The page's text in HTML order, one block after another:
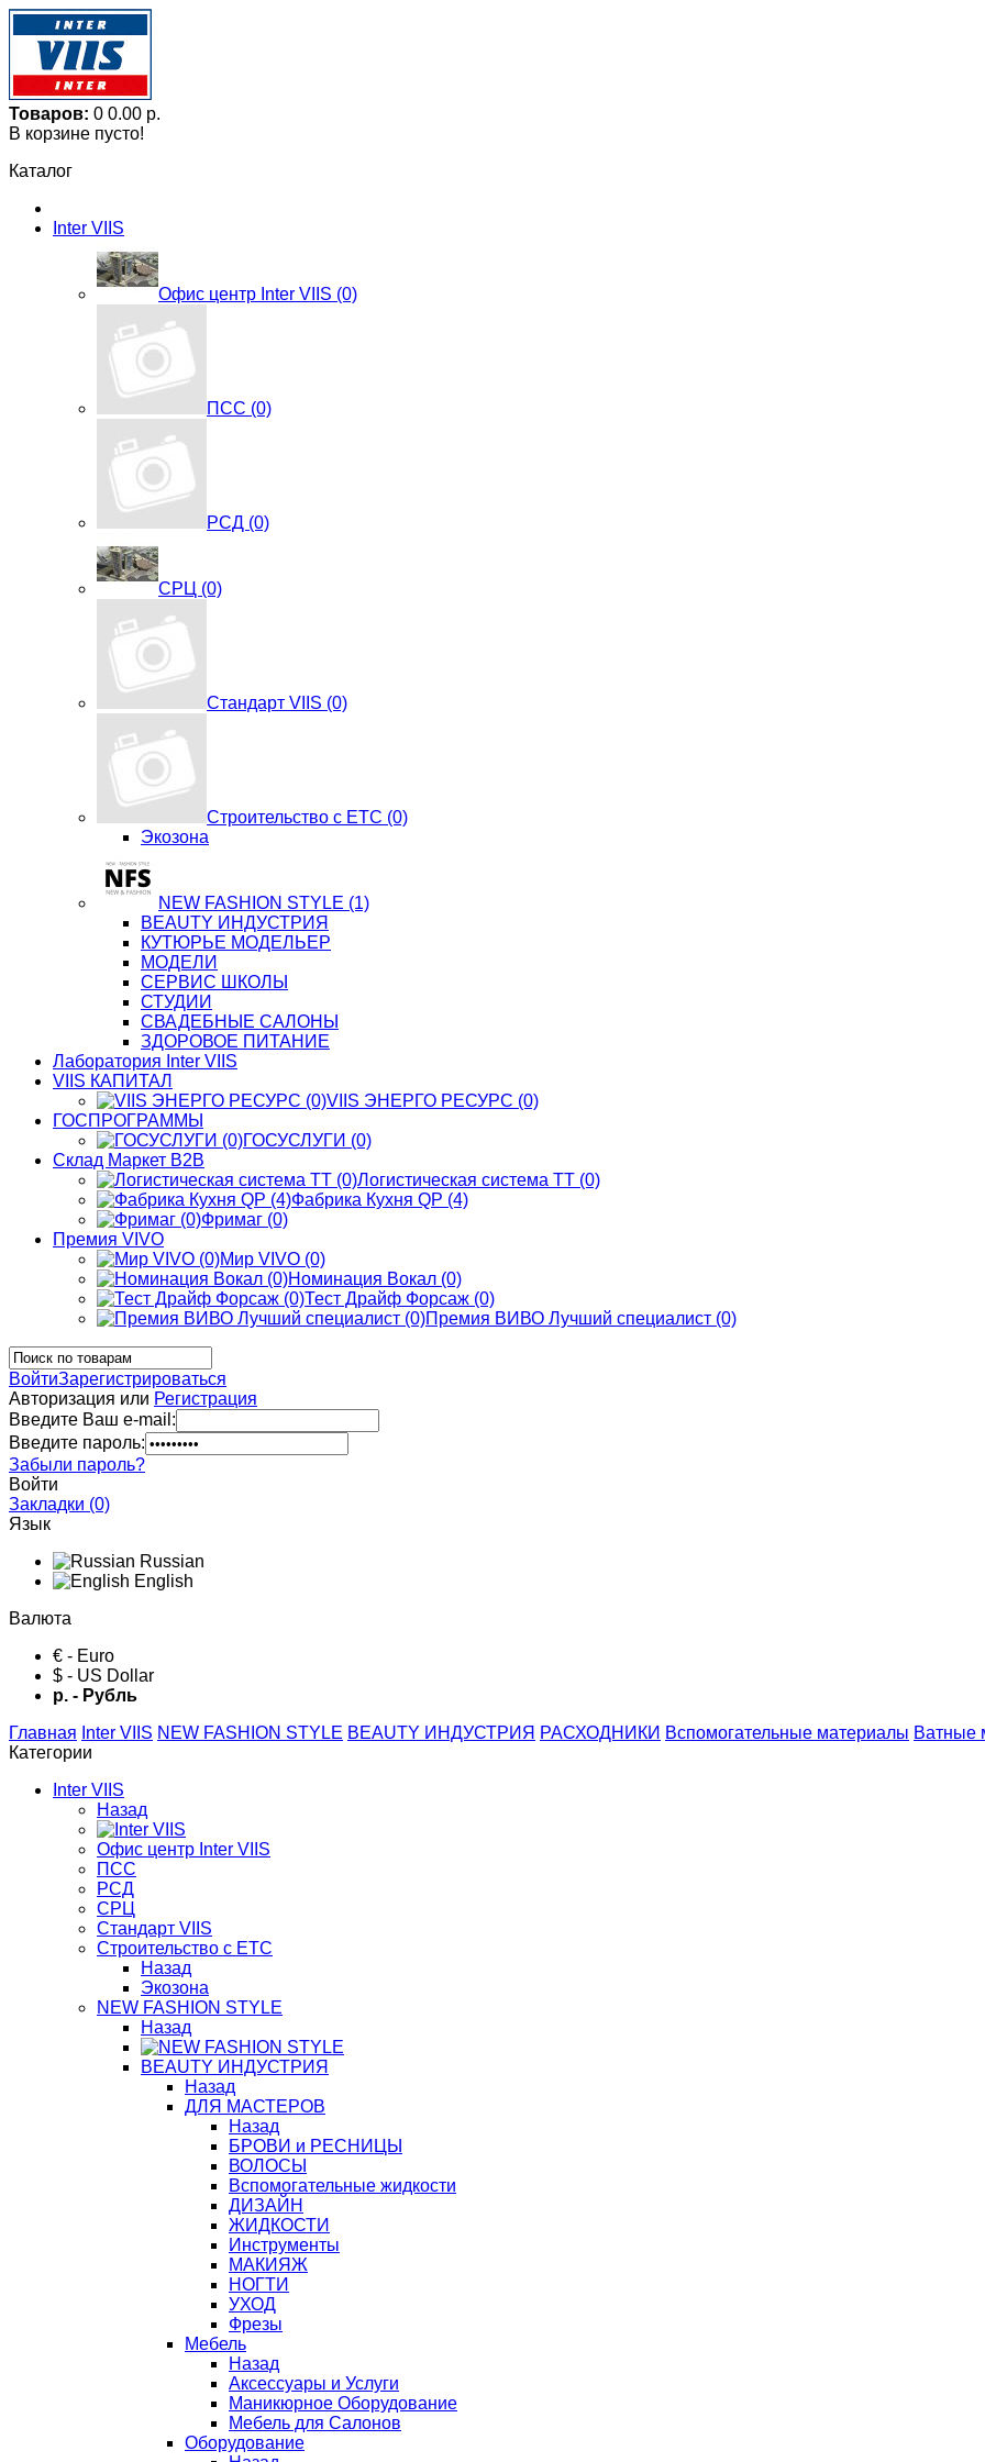
Товаров: 0 0.00 р.
В корзине пусто!
Каталог
Inter VIIS
Офис центр Inter VIIS (0)
ПСС (0)
РСД (0)
СРЦ (0)
Стандарт VIIS (0)
Строительство с ЕТС (0)
Экозона
NEW FASHION STYLE (1)
BЕАUTY ИНДУСТРИЯ
КУТЮРЬЕ МОДЕЛЬЕР
МОДЕЛИ
СЕРВИС ШКОЛЫ
СТУДИИ
СВАДЕБНЫЕ САЛОНЫ
ЗДОРОВОЕ ПИТАНИЕ
Лаборатория Inter VIIS
VIIS КАПИТАЛ
VIIS ЭНЕРГО РЕСУРС (0)
ГОСПРОГРАММЫ
ГОСУСЛУГИ (0)
Склад Маркет В2В
Логистическая система ТТ (0)
Фабрика Кухня QP (4)
Фримаг (0)
Премия VIVO
Мир VIVO (0)
Номинация Вокал (0)
Тест Драйф Форсаж (0)
Премия ВИВО Лучший специалист (0)
ВойтиЗарегистрироваться
Авторизация или Регистрация
Введите Ваш e-mail:
Введите пароль:
Забыли пароль?
Войти
Закладки (0)
Язык
Russian
English
Валюта
€ - Euro
$ - US Dollar
р. - Рубль
Главная Inter VIIS NEW FASHION STYLE BЕАUTY ИНДУСТРИЯ РАСХОДНИКИ Вспомогательные материалы Ватные
Категории
Inter VIIS
Назад
Офис центр Inter VIIS
ПСС
РСД
СРЦ
Стандарт VIIS
Строительство с ЕТС
Назад
Экозона
NEW FASHION STYLE
Назад
BЕАUTY ИНДУСТРИЯ
Назад
ДЛЯ МАСТЕРОВ
Назад
БРОВИ и РЕСНИЦЫ
ВОЛОСЫ
Вспомогательные жидкости
ДИЗАЙН
ЖИДКОСТИ
Инструменты
МАКИЯЖ
НОГТИ
УХОД
Фрезы
Мебель
Назад
Аксессуары и Услуги
Маникюрное Оборудование
Мебель для Салонов
Оборудование